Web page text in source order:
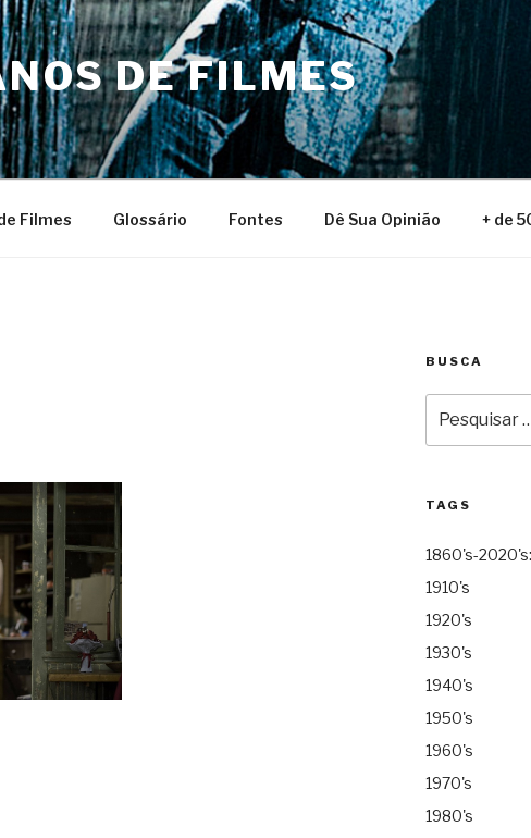
DE FILMES
Filmes Glossário Fontes Dê Sua Opinião + de
BUSCA
por:
TAGS
1860's-
1910's
1920's
1930's
1940's
1950's
1960's
1970's
1980's